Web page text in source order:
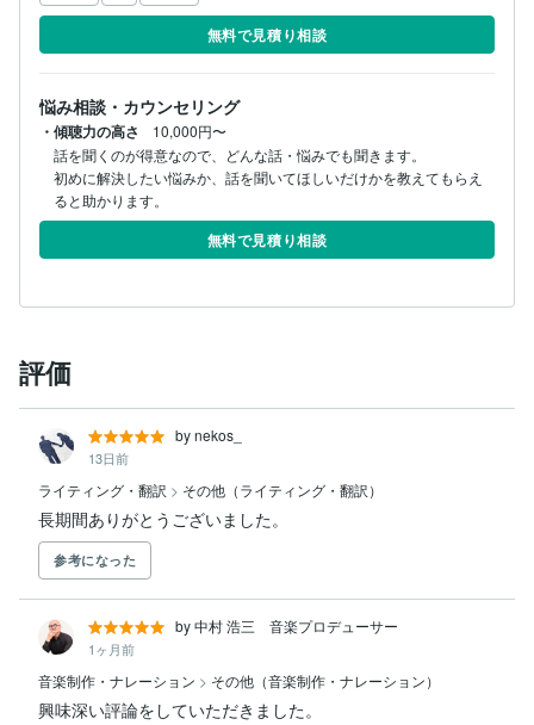
無料で見積り相談
悩み相談・カウンセリング
・傾聴力の高さ
10,000円〜
話を聞くのが得意なので、どんな話・悩みでも聞きます。
初めに解決したい悩みか、話を聞いてほしいだけかを教えてもらえ
ると助かります。
無料で見積り相談
評価
by nekos_
13日前
ライティング・翻訳 > その他（ライティング・翻訳）
長期間ありがとうございました。
参考になった
by 中村 浩三 音楽プロデューサー
1ヶ月前
音楽制作・ナレーション > その他（音楽制作・ナレーション）
興味深い評論をしていただきました。